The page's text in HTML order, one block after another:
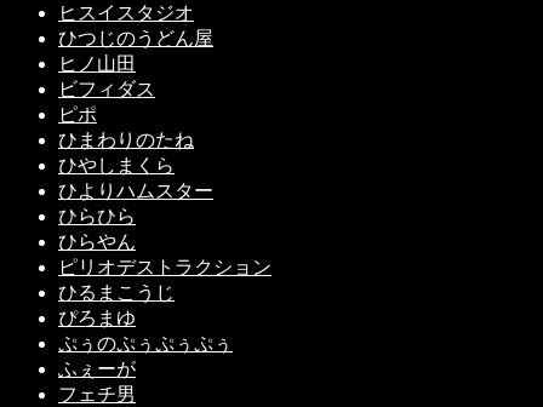
ヒスイスタジオ
ひつじのうどん屋
ヒノ山田
ビフィダス
ピポ
ひまわりのたね
ひやしまくら
ひよりハムスター
ひらひら
ひらやん
ピリオデストラクション
ひるまこうじ
ぴろまゆ
ぷぅのぷぅぷぅぷぅ
ふぇーが
フェチ男